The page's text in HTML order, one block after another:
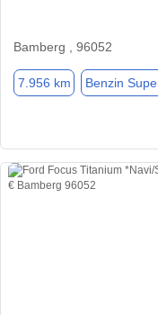
Bamberg , 96052
7.956 km Benzin